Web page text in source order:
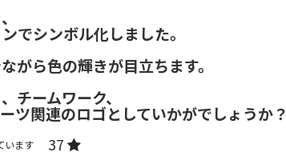
でシンボル化しました。
がら色の輝きが目立ちます。
チームワーク、
ツ関連のロゴとしていかがでしょうか？
います 37